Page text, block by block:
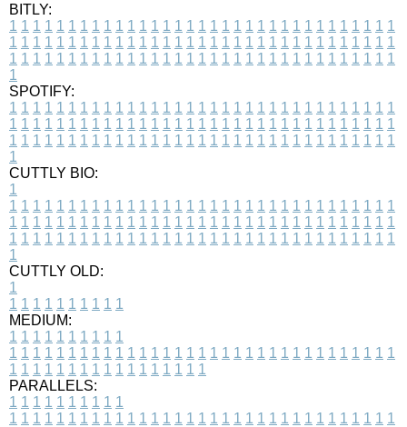
BITLY:
1 1 1 1 1 1 1 1 1 1 1 1 1 1 1 1 1 1 1 1 1 1 1 1 1 1 1 1 1 1 1 1 1
1 1 1 1 1 1 1 1 1 1 1 1 1 1 1 1 1 1 1 1 1 1 1 1 1 1 1 1 1 1 1 1 1
1 1 1 1 1 1 1 1 1 1 1 1 1 1 1 1 1 1 1 1 1 1 1 1 1 1 1 1 1 1 1 1 1
1
SPOTIFY:
1 1 1 1 1 1 1 1 1 1 1 1 1 1 1 1 1 1 1 1 1 1 1 1 1 1 1 1 1 1 1 1 1
1 1 1 1 1 1 1 1 1 1 1 1 1 1 1 1 1 1 1 1 1 1 1 1 1 1 1 1 1 1 1 1 1
1 1 1 1 1 1 1 1 1 1 1 1 1 1 1 1 1 1 1 1 1 1 1 1 1 1 1 1 1 1 1 1 1
1
CUTTLY BIO:
1
1 1 1 1 1 1 1 1 1 1 1 1 1 1 1 1 1 1 1 1 1 1 1 1 1 1 1 1 1 1 1 1 1
1 1 1 1 1 1 1 1 1 1 1 1 1 1 1 1 1 1 1 1 1 1 1 1 1 1 1 1 1 1 1 1 1
1 1 1 1 1 1 1 1 1 1 1 1 1 1 1 1 1 1 1 1 1 1 1 1 1 1 1 1 1 1 1 1 1
1
CUTTLY OLD:
1
1 1 1 1 1 1 1 1 1 1
MEDIUM:
1 1 1 1 1 1 1 1 1 1
1 1 1 1 1 1 1 1 1 1 1 1 1 1 1 1 1 1 1 1 1 1 1 1 1 1 1 1 1 1 1 1 1
1 1 1 1 1 1 1 1 1 1 1 1 1 1 1 1 1
PARALLELS:
1 1 1 1 1 1 1 1 1 1
1 1 1 1 1 1 1 1 1 1 1 1 1 1 1 1 1 1 1 1 1 1 1 1 1 1 1 1 1 1 1 1 1